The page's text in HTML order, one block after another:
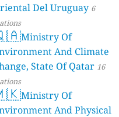
Del Uruguay 6
Ministry Of
And Climate
State Of Qatar 16
Ministry Of
And Physical